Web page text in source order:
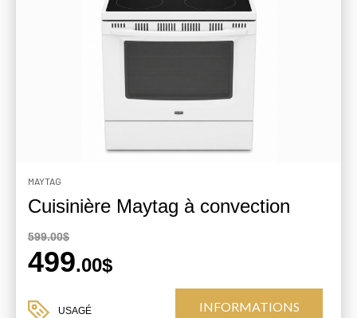
MAYTAG
Cuisinière Maytag à convection
599.00$
499.00$
USAGÉ INFORMATIONS